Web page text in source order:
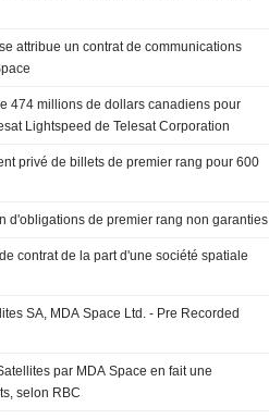
attribue un contrat de communications
474 millions de dollars canadiens pour
Lightspeed de Telesat Corporation
privé de billets de premier rang pour 600
d'obligations de premier rang non garanties
contrat de la part d'une société spatiale
SA, MDA Space Ltd. - Pre Recorded
par MDA Space en fait une
selon RBC